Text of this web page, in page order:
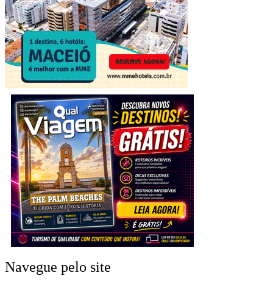
Navegue pelo site